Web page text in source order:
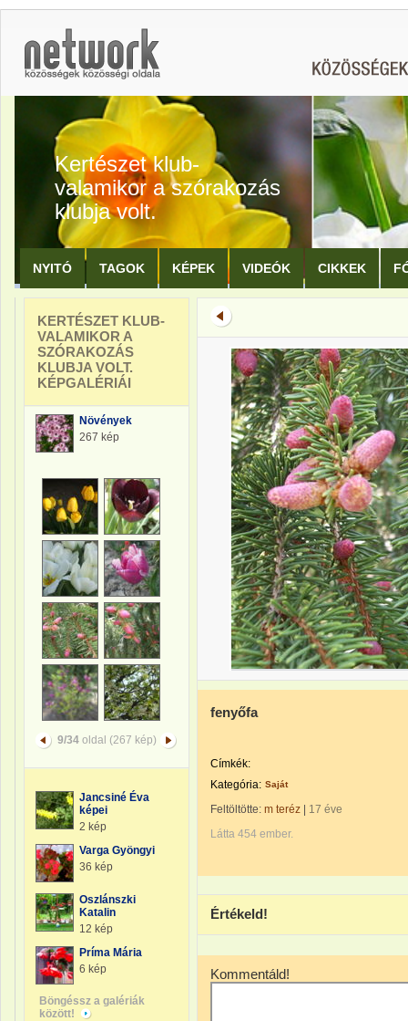
Kertészet klub-
valamikor a szórakozás
klubja volt.
NYITÓ TAGOK KÉPEK VIDEÓK CIKKEK
KERTÉSZET KLUB-
VALAMIKOR A
SZÓRAKOZÁS
KLUBJA VOLT.
KÉPGALÉRIÁI
Növények
267 kép
9/34oldal (267 kép)
Jancsiné Éva
képei
2 kép
Varga Gyöngyi
36 kép
Oszlánszki
Katalin
12 kép
Príma Mária
6 kép
Böngéssz a galériák
között!
fenyőfa
Címkék:
Kategória: Saját
Feltöltötte: m teréz
17 éve
Látta 454 ember.
Értékeld!
Kommentáld!